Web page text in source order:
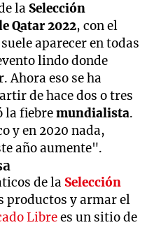
la Selección
Qatar 2022, con el
aparecer en todas
lindo donde
Ahora eso se ha
de hace dos o tres
la fiebremundialista.
y en 2020 nada,
año aumente".
de la Selección
productos y armar el
Librees un sitio de